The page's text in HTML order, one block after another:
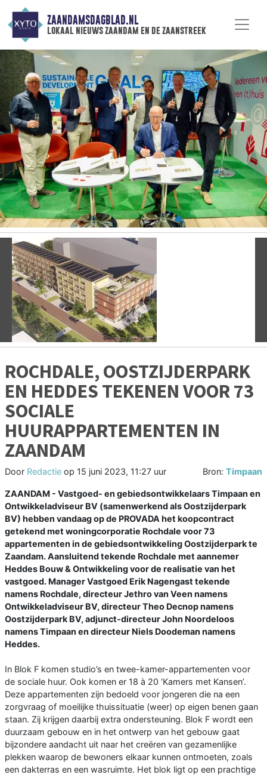
ZAANDAMSDAGBLAD.NL
lokaal nieuws zaandam en de zaanstreek
Vorige
ROCHDALE, OOSTZIJDERPARK
EN HEDDES TEKENEN VOOR 73
SOCIALE
HUURAPPARTEMENTEN IN
ZAANDAM
Door Redactie op 15 juni 2023, 11:27 uur Bron: Timpaan
ZAANDAM - Vastgoed- en gebiedsontwikkelaars Timpaan en
Ontwikkeladviseur BV (samenwerkend als Oostzijderpark
BV) hebben vandaag op de PROVADA het koopcontract
getekend met woningcorporatie Rochdale voor 73
appartementen in de gebiedsontwikkeling Oostzijderpark te
Zaandam. Aansluitend tekende Rochdale met aannemer
Heddes Bouw & Ontwikkeling voor de realisatie van het
vastgoed. Manager Vastgoed Erik Nagengast tekende
namens Rochdale, directeur Jethro van Veen namens
Ontwikkeladviseur BV, directeur Theo Decnop namens
Oostzijderpark BV, adjunct-directeur John Noordeloos
namens Timpaan en directeur Niels Doodeman namens
Heddes.
In Blok F komen studio’s en twee-kamer-appartementen voor
de sociale huur. Ook komen er 18 à 20 ‘Kamers met Kansen’.
Deze appartementen zijn bedoeld voor jongeren die na een
zorgvraag of moeilijke thuissituatie (weer) op eigen benen gaan
staan. Zij krijgen daarbij extra ondersteuning. Blok F wordt een
duurzaam gebouw en in het ontwerp van het gebouw gaat
bijzondere aandacht uit naar het creëren van gezamenlijke
plekken waarop de bewoners elkaar kunnen ontmoeten, zoals
een dakterras en een wasruimte. Het blok ligt op een prachtige